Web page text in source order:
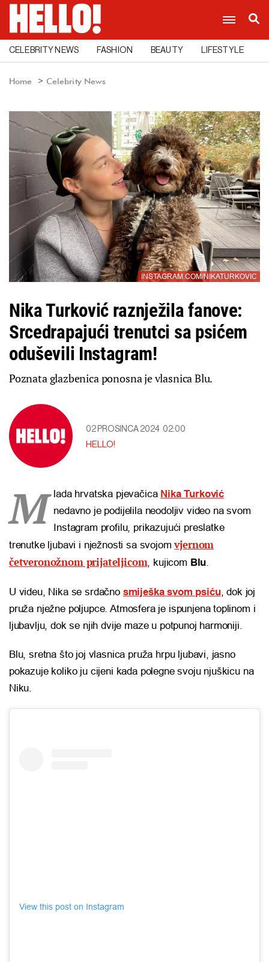
CELEBRITY NEWS FASHION BEAUTY LIFESTYLE
Home Celebrity News
INSTAGRAM.COM/NIKATURKOVIC
Nika Turković raznježila fanove:
Srcedrapajući trenutci sa psićem
oduševili Instagram!
Poznata glazbenica ponosna je vlasnica Blu.
02 PROSINCA 2024 02:00
HELLO!
M lada hrvatska pjevačica Nika Turković
nedavno je podijelila neodoljiv video na svom
Instagram profilu, prikazujući preslatke
trenutke ljubavi i nježnosti sa svojomvjernom
četveronožnom prijateljicom, kujicom Blu.
U videu, Nika se srdačno smiješka svom psiću, dok joj
pruža nježne poljupce. Atmosfera je ispunjena toplinom i
ljubavlju, dok se njih dvije maze u potpunoj harmoniji.
Blu, sretna što joj vlasnica pruža hrpu ljubavi, jasno
pokazuje koliko ju cijeni kada polegne svoju njuškicu na
Niku.
View this post on Instagram